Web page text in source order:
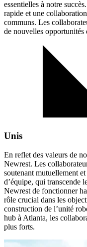
essentielles à notre
rapide et une
communs. Les
de nouvelles opportunités
Unis
En reflet des valeurs de
Newrest. Les
soutenant mutuellement
d’équipe, qui transcende
Newrest de fonctionner
rôle crucial dans les
construction de l’unité
hub à Atlanta, les
plus forts.